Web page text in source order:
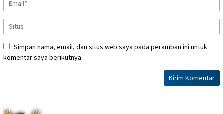
Simpan nama, email, dan situs web saya pada peramban ini untuk
komentar saya berikutnya.